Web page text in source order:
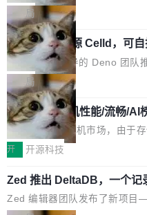
章从一个简单的例子切入。一个
设置，如果用布尔值 + 可空字
ean 表示是否可切换，nullable
色方案、深色方案——会产生
合。方案缺了、配置冲突了、
哪些组合有效，作者说，你得靠
者部落知识"。 换个写法。Rust
变体：Switchable...
S。如果你只看官方博客，你会
个"AI 知识库 + 聊天机器人"——
做，没什么新鲜的。 但 Kenton
r 上把事情说清楚了： 今天我
re OS，一个带连接器的聊天机
有科技公司做的一样。只不过，
样。这是 Sandstorm.io 的重制
那个创业公司。不同的是，这
lare Workers 上——我花了九年
——并且深度集成了 AI。这基本
计划的顶峰。 十年前，Ken...
局
Deno 团队开源 Celld，可自
布式 Durable Objects
Ryan Dahl 领导的 Deno 团队
目 Celld，一个能在自己机器上
Workers 和 Durable Objects
计思路很直接：每个对象是一
数据库，按名称寻址，复制到
存储库里。节点之间只通过这
个小型数据库，应用天然按分片
库的竞争和爆炸半径问题在设计
了。 闲置的 cell 会休眠到几乎
局
鲁大师7月新机性能/流畅/AI
性能、流畅双第一，三星
新折叠缺席
2026年7月的手机市场，由于
增，手机厂商的日子也不好过啊
高价的三星折叠（三星Galaxy
Fold8 / Z Flip8）外，其余要么
开 开源科技
Zed 推出 DeltaDB，一个记
之间所有操作的版本控制系统
Zed 编辑器团队发布了新项目